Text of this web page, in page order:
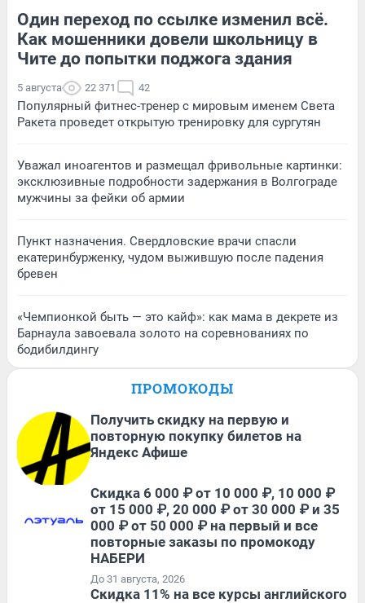
Один переход по ссылке изменил всё.
Как мошенники довели школьницу в
Чите до попытки поджога здания
5 августа 22 371 42
Популярный фитнес-тренер с мировым именем Света
Ракета проведет открытую тренировку для сургутян
Уважал иноагентов и размещал фривольные картинки:
эксклюзивные подробности задержания в Волгограде
мужчины за фейки об армии
Пункт назначения. Свердловские врачи спасли
екатеринбурженку, чудом выжившую после падения
бревен
«Чемпионкой быть — это кайф»: как мама в декрете из
Барнаула завоевала золото на соревнованиях по
бодибилдингу
ПРОМОКОДЫ
Получить скидку на первую и
повторную покупку билетов на
Яндекс Афише
Скидка 6 000 ₽ от 10 000 ₽, 10 000 ₽
от 15 000 ₽, 20 000 ₽ от 30 000 ₽ и 35
000 ₽ от 50 000 ₽ на первый и все
повторные заказы по промокоду
НАБЕРИ
До 31 августа, 2026
Скидка 11% на все курсы английского